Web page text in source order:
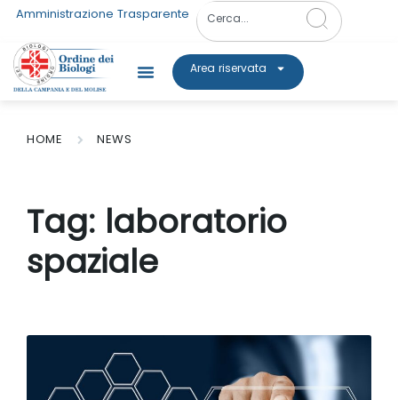
Amministrazione Trasparente
Area riservata
HOME NEWS
Tag: laboratorio
spaziale